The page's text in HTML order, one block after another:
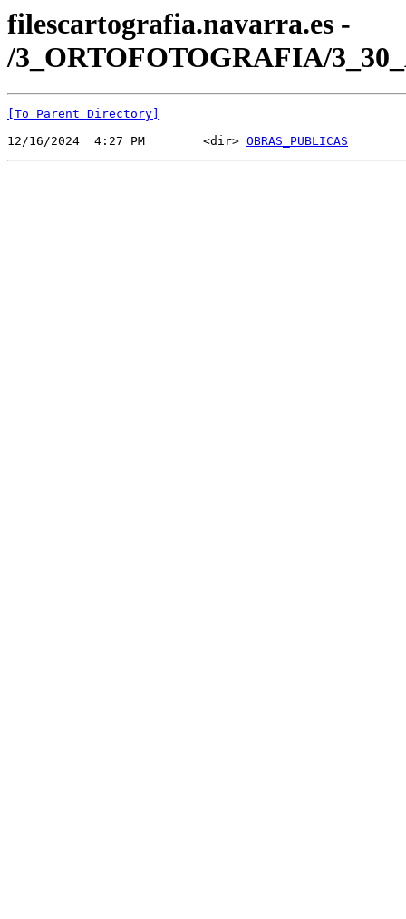
filescartografia.navarra.es -
/3_ORTOFOTOGRAFIA/
[To Parent Directory]
12/16/2024  4:27 PM        <dir> OBRAS_PUBLICAS